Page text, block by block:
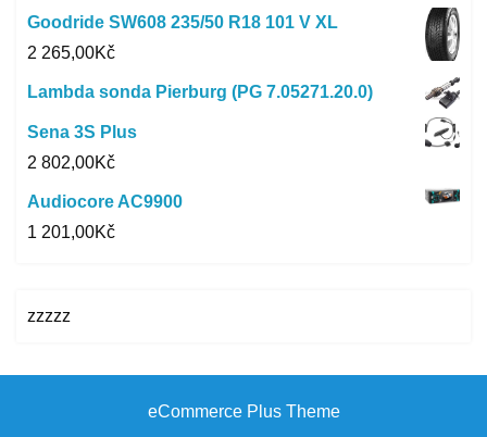
Goodride SW608 235/50 R18 101 V XL
2 265,00Kč
Lambda sonda Pierburg (PG 7.05271.20.0)
Sena 3S Plus
2 802,00Kč
Audiocore AC9900
1 201,00Kč
zzzzz
eCommerce Plus Theme